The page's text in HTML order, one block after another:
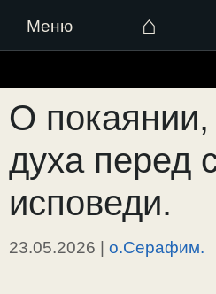
Меню ⌂
к
содержимому
О покаянии,
духа перед
исповеди.
23.05.2026 | о.Серафим.